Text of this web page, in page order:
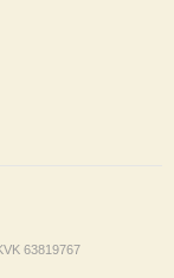
63819767